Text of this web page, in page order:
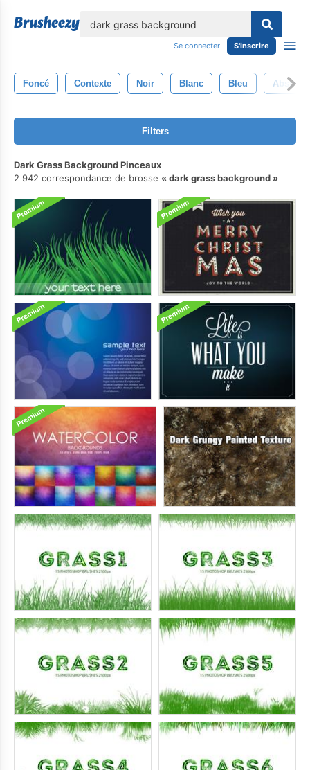
Se connecter S'inscrire
Foncé Contexte Noir Blanc Bleu Abstrait
Filters
Dark Grass Background Pinceaux
2 942 correspondance de brosse
dark grass background